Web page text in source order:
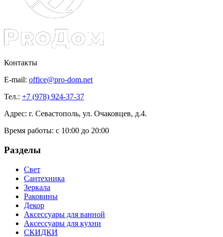
Контакты
E-mail: office@pro-dom.net
Тел.: +7 (978) 924-37-37
Адрес: г. Севастополь, ул. Очаковцев, д.4.
Время работы: с 10:00 до 20:00
Разделы
Свет
Сантехника
Зеркала
Раковины
Декор
Аксессуары для ванной
Аксессуары для кухни
СКИДКИ